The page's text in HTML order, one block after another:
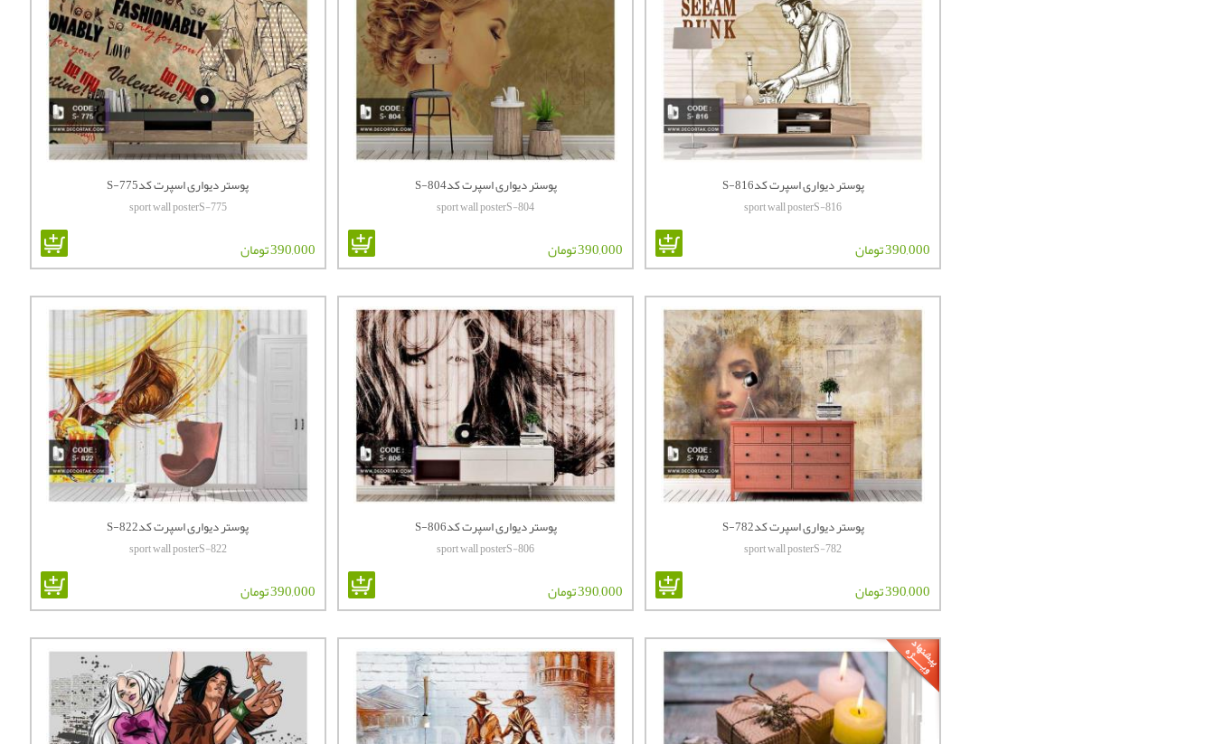
پوستر دیواری اسپرت کدS-816
sport wall posterS-816
390,000 تومان
پوستر دیواری اسپرت کدS-804
sport wall posterS-804
390,000 تومان
پوستر دیواری اسپرت کدS-775
sport wall posterS-775
390,000 تومان
پوستر دیواری اسپرت کدS-782
sport wall posterS-782
390,000 تومان
پوستر دیواری اسپرت کدS-806
sport wall posterS-806
390,000 تومان
پوستر دیواری اسپرت کدS-822
sport wall posterS-822
390,000 تومان